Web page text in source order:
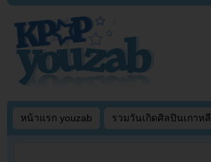
หน้าแรก youzab รวมวันเกิดศิลปินเกาหลี